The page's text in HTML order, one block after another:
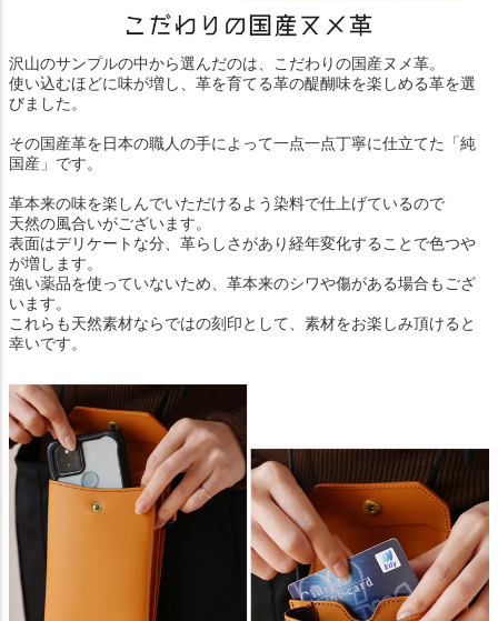
沢山のサンプルの中から選んだのは、こだわりの国産ヌメ革。
使い込むほどに味が増し、革を育てる革の醍醐味を楽しめる革を選
びました。
その国産革を日本の職人の手によって一点一点丁寧に仕立てた「純
国産」です。
革本来の味を楽しんでいただけるよう染料で仕上げているので
天然の風合いがございます。
表面はデリケートな分、革らしさがあり経年変化することで色つや
が増します。
強い薬品を使っていないため、革本来のシワや傷がある場合もござ
います。
これらも天然素材ならではの刻印として、素材をお楽しみ頂けると
幸いです。